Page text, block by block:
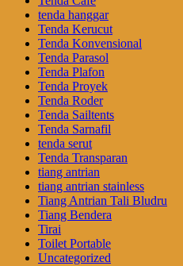
tenda hanggar
Tenda Kerucut
Tenda Konvensional
Tenda Parasol
Tenda Plafon
Tenda Proyek
Tenda Roder
Tenda Sailtents
Tenda Sarnafil
tenda serut
Tenda Transparan
tiang antrian
tiang antrian stainless
Tiang Antrian Tali Bludru
Tiang Bendera
Tirai
Toilet Portable
Uncategorized